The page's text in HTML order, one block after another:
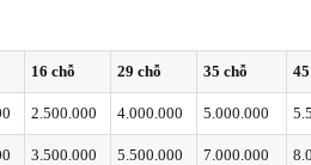
16 chỗ 29 chỗ 35 chỗ
2.500.000 4.000.000 5.000.000
3.500.000 5.500.000 7.000.000